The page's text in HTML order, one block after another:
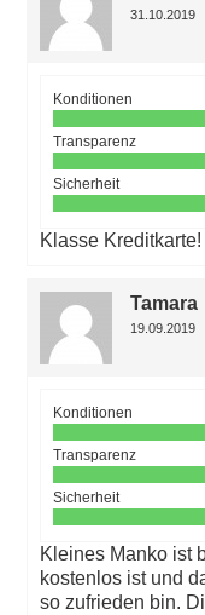
31.10.2019
Konditionen
Transparenz
Sicherheit
Klasse Kreditkarte!
Tamara
19.09.2019
Konditionen
Transparenz
Sicherheit
Kleines Manko ist
kostenlos ist und
so zufrieden bin.